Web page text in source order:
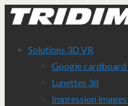
Solutions 3D VR
Google cardboard
Lunettes 3d
Impression